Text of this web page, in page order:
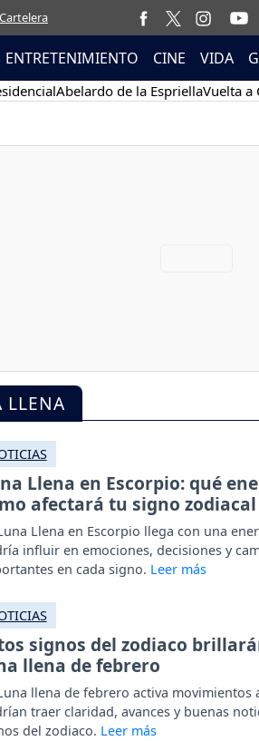
Cartelera
ENTRETENIMIENTO CINE VIDA
Abelardo de la EspriellaVuelta a
LLENA
Llena en Escorpio: qué
afectará tu signo zodiacal
Llena en Escorpio llega con una
influir en emociones, decisiones y
en cada signo.
signos del zodiaco
llena de febrero
llena de febrero activa movimientos
traer claridad, avances y buenas
del zodiaco.